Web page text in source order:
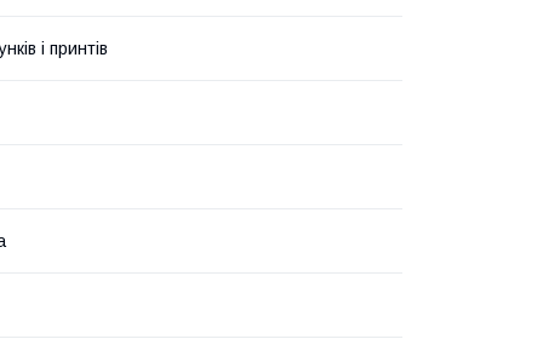
і принтів